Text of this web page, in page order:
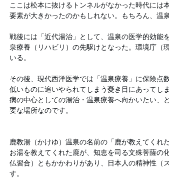
ここは松本に抜けるトンネルがなかった時代には
要素が大きかったのかもしれない。もちろん、温
戦後には「近代湯治」として、温泉の医学的効能
泉療養（リハビリ）の先駆けとなった。環境庁（
いる。
その後、現代西洋医学では「温泉療養」に保険点
低いものに追いやられてしまう憂き目にあってし
病の中心としての湯治・温泉療養へ向かいたい、
要な場所なのです。
鹿教湯（かけゆ）温泉の名前の「鹿が教えてくれ
お湯を教えてくれた鹿が、知恵を司る文殊菩薩の
仏習合）ともかかわりがあり、日本人の精神性（
す。